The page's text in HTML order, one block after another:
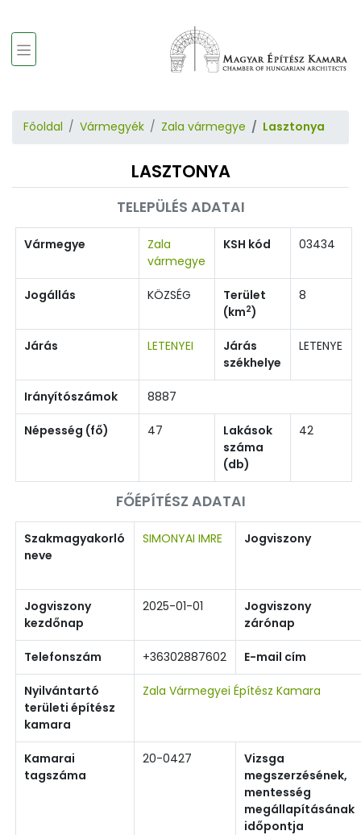
Főoldal Vármegyék Zala vármegye Lasztonya
LASZTONYA
TELEPÜLÉS ADATAI
Vármegye
Zala
vármegye
KSH kód 03434
Jogállás KÖZSÉG
Terület
(km2)
8
Járás LETENYEI
Járás
székhelye
LETENYE
Irányítószámok 8887
Népesség (fő) 47
Lakások
száma
(db)
42
FŐÉPÍTÉSZ ADATAI
Szakmagyakorló
neve
SIMONYAI IMRE Jogviszony
Jogviszony
kezdőnap
2025-01-01
Jogviszony
zárónap
Telefonszám +36302887602 E-mail cím
Nyilvántartó
területi építész
kamara
Zala Vármegyei Építész Kamara
Kamarai
tagszáma
20-0427
Vizsga
megszerzésének,
mentesség
megállapításának
időpontja